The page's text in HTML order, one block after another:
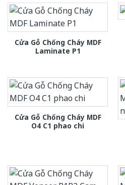
Cửa Gỗ Chống Cháy MDF
Laminate P1
Cửa Gỗ Chống Cháy MDF
O4 C1 phao chi